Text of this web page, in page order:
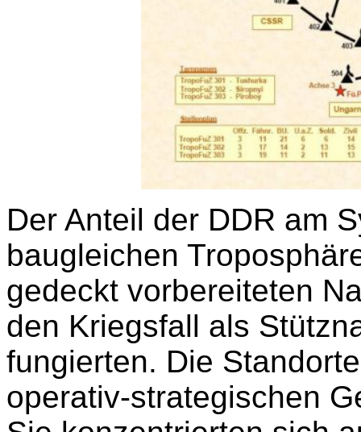
Der Anteil der DDR am
baugleichen
gedeckt vorbereiteten
den Kriegsfall als
fungierten. Die
operativ-strategischen